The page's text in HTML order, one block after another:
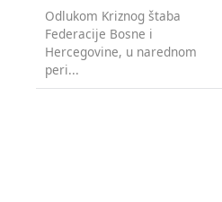
Odlukom Kriznog štaba
Federacije Bosne i
Hercegovine, u narednom
peri...